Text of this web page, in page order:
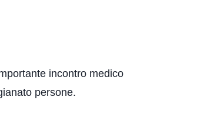
incontro medico
persone.